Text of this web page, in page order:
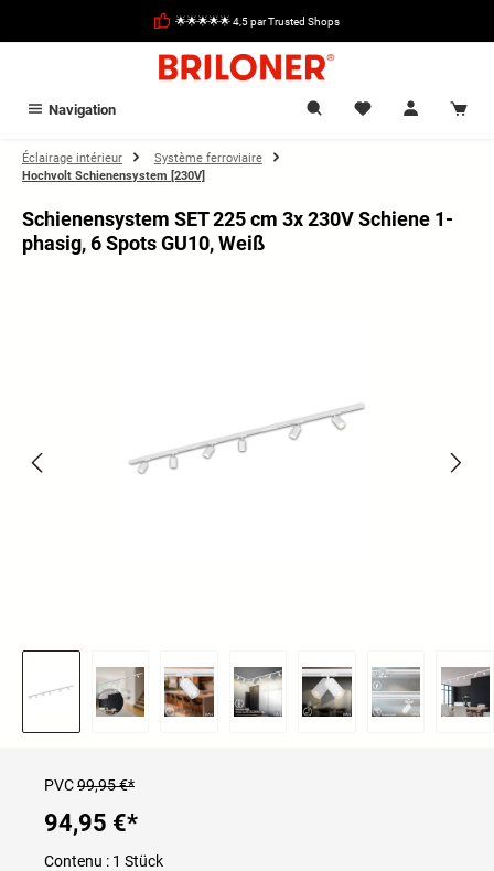
🌟🌟🌟🌟🌟 4,5 par Trusted Shops
Navigation
Éclairage intérieur
Système ferroviaire
Hochvolt Schienensystem [230V]
Schienensystem SET 225 cm 3x 230V Schiene 1-
phasig, 6 Spots GU10, Weiß
PVC99,95 €*
94,95 €*
Contenu : 1 Stück